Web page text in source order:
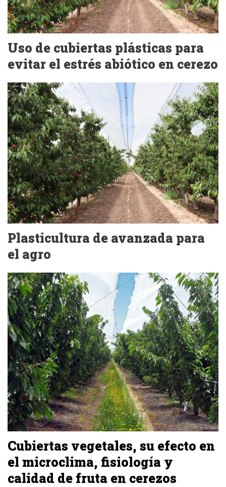
Uso de cubiertas plásticas para
evitar el estrés abiótico en cerezo
Plasticultura de avanzada para
el agro
Cubiertas vegetales, su efecto en
el microclima, fisiología y
calidad de fruta en cerezos